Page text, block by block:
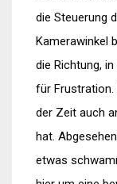
die Steuerung
Kamerawinkel
die Richtung,
für Frustration.
der Zeit auch
hat.
etwas